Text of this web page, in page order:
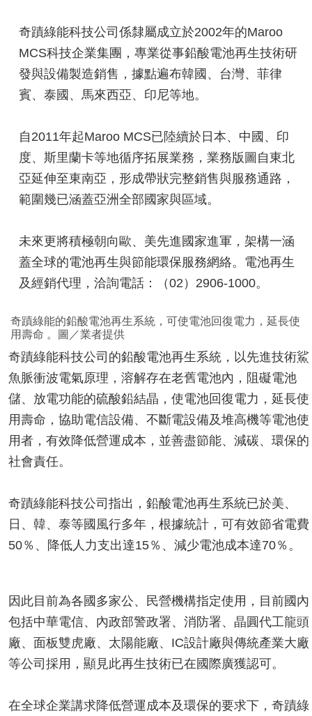
奇蹟綠能科技公司係隸屬成立於2002年的Maroo
MCS科技企業集團，專業從事鉛酸電池再生技術研
發與設備製造銷售，據點遍布韓國、台灣、菲律
賓、泰國、馬來西亞、印尼等地。
自2011年起Maroo MCS已陸續於日本、中國、印
度、斯里蘭卡等地循序拓展業務，業務版圖自東北
亞延伸至東南亞，形成帶狀完整銷售與服務通路，
範圍幾已涵蓋亞洲全部國家與區域。
未來更將積極朝向歐、美先進國家進軍，架構一涵
蓋全球的電池再生與節能環保服務網絡。電池再生
及經銷代理，洽詢電話：（02）2906-1000。
奇蹟綠能的鉛酸電池再生系統，可使電池回復電力，延長使
用壽命 。圖／業者提供
奇蹟綠能科技公司的鉛酸電池再生系統，以先進技術鯊
魚脈衝波電氣原理，溶解存在老舊電池內，阻礙電池
儲、放電功能的硫酸鉛結晶，使電池回復電力，延長使
用壽命，協助電信設備、不斷電設備及堆高機等電池使
用者，有效降低營運成本，並善盡節能、減碳、環保的
社會責任。
奇蹟綠能科技公司指出，鉛酸電池再生系統已於美、
日、韓、泰等國風行多年，根據統計，可有效節省電費
50％、降低人力支出達15％、減少電池成本達70％。
因此目前為各國多家公、民營機構指定使用，目前國內
包括中華電信、內政部警政署、消防署、晶圓代工龍頭
廠、面板雙虎廠、太陽能廠、IC設計廠與傳統產業大廠
等公司採用，顯見此再生技術已在國際廣獲認可。
在全球企業講求降低營運成本及環保的要求下，奇蹟綠